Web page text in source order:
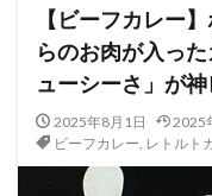
【ビーフカレー
らのお肉が入っ
ューシーさ」が神
2025年8月1日 2025
ビーフカレー, レトルト